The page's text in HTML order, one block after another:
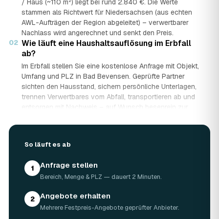
/ Haus (~110 m²) liegt bei rund 2.840 €. Die Werte
stammen als Richtwert für Niedersachsen (aus echten
AWL-Aufträgen der Region abgeleitet) – verwertbarer
Nachlass wird angerechnet und senkt den Preis.
02 Wie läuft eine Haushaltsauflösung im Erbfall
ab?
Im Erbfall stellen Sie eine kostenlose Anfrage mit Objekt,
Umfang und PLZ in Bad Bevensen. Geprüfte Partner
sichten den Hausstand, sichern persönliche Unterlagen,
trennen Verwertbares vom Abfall, transportieren ab und
entsorgen mit Nachweis – auf Wunsch besenrein zur
entscheiden in Ruhe, gerade wenn mehrere Erben beteiligt
Werden Wertgegenstände und Antiquitäten
angerechnet?
Ja. Antiquitäten, Möbel, Schmuck und ganze Sammlungen
aus dem Nachlass werden fachkundig begutachtet und
auf den Preis angerechnet. Bei wertvollem Hausstand
kann die Haushaltsauflösung in Bad Bevensen dadurch
nahezu kostenneutral werden – in Einzelfällen bis hin zu
So läuft es ab
1 Anfrage stellen
Bereich, Menge & PLZ — dauert 2 Minuten.
2 Angebote erhalten
Mehrere Festpreis-Angebote geprüfter Anbieter.